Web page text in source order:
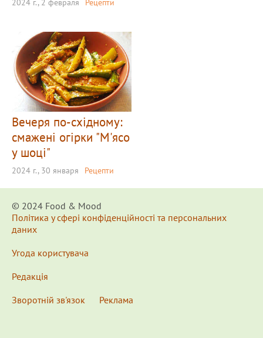
2024 г., 2 февраля Рецепти
Вечеря по-східному:
смажені огірки "М'ясо
у шоці"
2024 г., 30 января Рецепти
© 2024 Food & Мood
Політика у сфері конфіденційності та персональних
даних
Угода користувача
Редакція
Зворотній зв'язок
Реклама